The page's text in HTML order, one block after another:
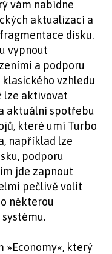
vám nabídne
aktualizací a
disku.
vypnout
a podporu
vzhledu
lze aktivovat
aktuální spotřebu
které umí Turbo
například lze
podporu
jde zapnout
pečlivě volit
některou
»Economy«, který